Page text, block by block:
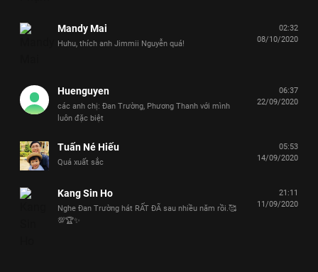
Mandy Mai
Huhu, thích anh Jimmii Nguyễn quá!
02:32
08/10/2020
Huenguyen
các anh chị: Đan Trường, Phương Thanh với mình
luôn đặc biệt
06:37
22/09/2020
Tuấn Né Hiếu
Quá xuất sắc
05:53
14/09/2020
Kang Sin Ho
Nghe Đan Trường hát RẤT ĐÃ sau nhiều năm rồi.🥰
💯🏆✨
21:11
11/09/2020